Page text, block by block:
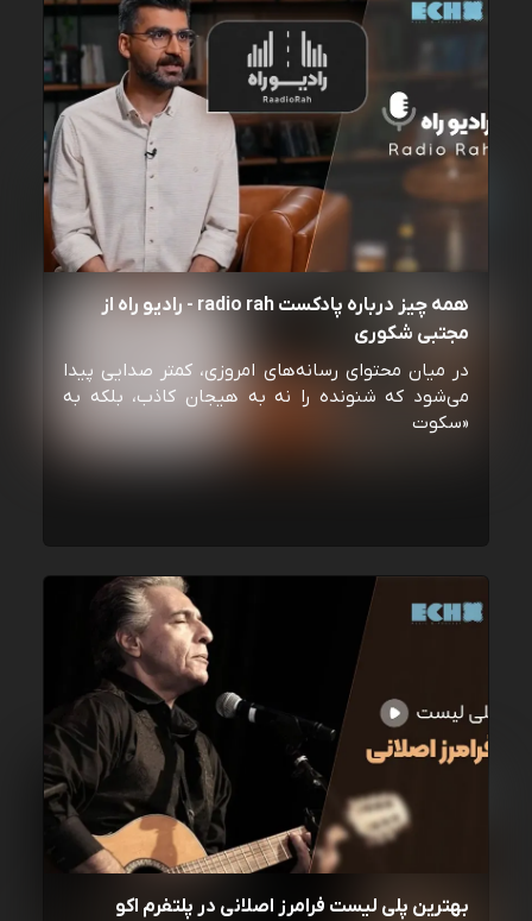
همه چیز درباره پادکست radio rah - رادیو راه از
مجتبی شکوری
در میان محتوای رسانه‌های امروزی، کمتر صدایی پیدا
می‌شود که شنونده را نه به هیجان کاذب، بلکه به
«سکوت
بهترین پلی لیست فرامرز اصلانی در پلتفرم اکو